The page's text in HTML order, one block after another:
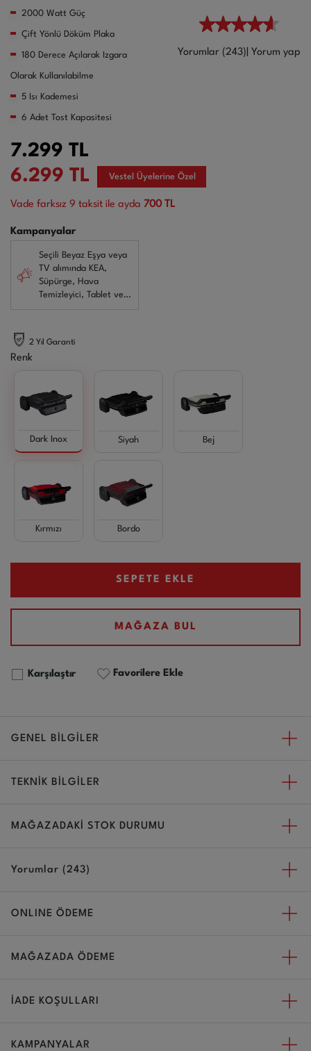
2000 Watt Güç
Çift Yönlü Döküm Plaka
180 Derece Açılarak Izgara
Olarak Kullanılabilme
5 Isı Kademesi
6 Adet Tost Kapasitesi
Yorumlar (243) Yorum yap
7.299 TL
6.299 TL Vestel Üyelerine Özel
Vade farksız 9 taksit ile ayda 700 TL
Kampanyalar
Seçili Beyaz Eşya veya
TV alımında KEA,
Süpürge, Hava
Temizleyici, Tablet ve
2 Yıl Garanti
Renk
Dark Inox Siyah Bej
Kırmızı Bordo
SEPETE EKLE
MAĞAZA BUL
Karşılaştır Favorilere Ekle
GENEL BİLGİLER
TEKNİK BİLGİLER
MAĞAZADAKİ STOK DURUMU
Yorumlar (243)
ONLINE ÖDEME
MAĞAZADA ÖDEME
İADE KOŞULLARI
KAMPANYALAR